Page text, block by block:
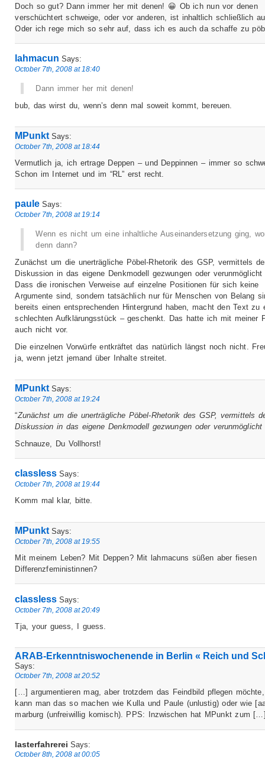
Doch so gut? Dann immer her mit denen! 😀 Ob ich nun vor denen
verschüchtert schweige, oder vor anderen, ist inhaltlich schließlich
Oder ich rege mich so sehr auf, dass ich es auch da schaffe zu
lahmacun Says:
October 7th, 2008 at 18:40
Dann immer her mit denen!
bub, das wirst du, wenn’s denn mal soweit kommt, bereuen.
MPunkt Says:
October 7th, 2008 at 18:44
Vermutlich ja, ich ertrage Deppen – und Deppinnen – immer so
Schon im Internet und im “RL” erst recht.
paule Says:
October 7th, 2008 at 19:14
Wenn es nicht um eine inhaltliche Auseinandersetzung ging,
denn dann?
Zunächst um die unerträgliche Pöbel-Rhetorik des GSP, vermittels
Diskussion in das eigene Denkmodell gezwungen oder verunmöglicht
Dass die ironischen Verweise auf einzelne Positionen für sich keine
Argumente sind, sondern tatsächlich nur für Menschen von Belang
bereits einen entsprechenden Hintergrund haben, macht den Text zu
schlechten Aufklärungsstück – geschenkt. Das hatte ich mit meiner
auch nicht vor.
Die einzelnen Vorwürfe entkräftet das natürlich längst noch nicht.
ja, wenn jetzt jemand über Inhalte streitet.
MPunkt Says:
October 7th, 2008 at 19:24
“Zunächst um die unerträgliche Pöbel-Rhetorik des GSP, vermittels
Diskussion in das eigene Denkmodell gezwungen oder verunmöglicht
Schnauze, Du Vollhorst!
classless Says:
October 7th, 2008 at 19:44
Komm mal klar, bitte.
MPunktSays:
October 7th, 2008 at 19:55
Mit meinem Leben? Mit Deppen? Mit lahmacuns süßen aber fiesen
Differenzfeministinnen?
classless Says:
October 7th, 2008 at 20:49
Tja, your guess, I guess.
ARAB-Erkenntniswochenende in Berlin « Reich und
Says:
October 7th, 2008 at 20:52
[…] argumentieren mag, aber trotzdem das Feindbild pflegen
kann man das so machen wie Kulla und Paule (unlustig) oder wie
marburg (unfreiwillig komisch). PPS: Inzwischen hat MPunkt zum
lasterfahrerei Says:
October 8th, 2008 at 00:05